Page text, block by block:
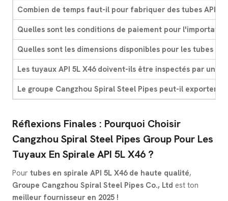
Combien de temps faut-il pour fabriquer des tubes API 5L
Quelles sont les conditions de paiement pour
Quelles sont les dimensions disponibles pour les tubes
Les tuyaux API 5L X46 doivent-ils être inspectés par un
Le groupe Cangzhou Spiral Steel Pipes peut-il exporter
Réflexions Finales : Pourquoi Choisir
Cangzhou Spiral Steel Pipes Group Pour Les
Tuyaux En Spirale API 5L X46 ?
Pour tubes en spirale API 5L X46 de haute qualité,
Groupe Cangzhou Spiral Steel Pipes Co., Ltd est ton
meilleur fournisseur en 2025 !